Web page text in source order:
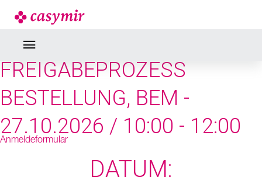
SEMINARE & WEBINARE
LIEFERANTENBEWERTUNG,
FREIGABEPROZESS
BESTELLUNG, BEM -
27.10.2026 / 10:00 - 12:00
Anmeldeformular
DATUM: